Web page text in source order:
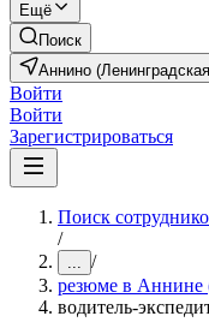
Ещё
Поиск
Аннино
Войти
Войти
Зарегистрироваться
Поиск
/
... /
резюме в Аннине
водитель-